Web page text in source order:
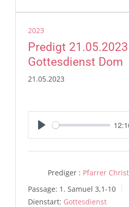
2023
Predigt 21.05.2023
Gottesdienst Dom
21.05.2023
Play
Prediger : Pfarrer
Passage: 1. Samuel 3,1-10
Dienstart: Gottesdienst